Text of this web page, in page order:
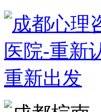
成都看心理疾病
家好 成都心理咨